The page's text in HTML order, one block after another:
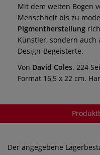
Mit dem weiten Bogen
Menschheit bis zu
Pigmentherstellung
Künstler, sondern auch
Design-Begeisterte.
Von David Coles. 224
Format 16,5 x 22 cm.
Der angegebene